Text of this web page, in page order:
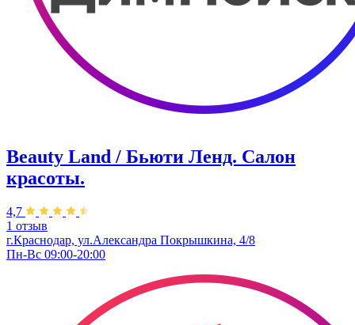
Beauty Land / Бьюти Ленд. Салон
красоты.
4,7
1 отзыв
г.Краснодар, ул.Александра Покрышкина, 4/8
Пн-Вс 09:00-20:00